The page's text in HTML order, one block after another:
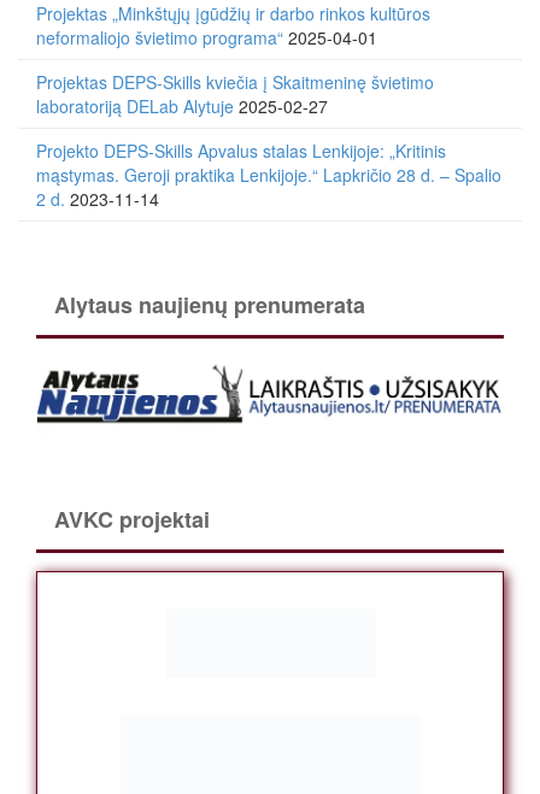
Projektas „Minkštųjų įgūdžių ir darbo rinkos kultūros
neformaliojo švietimo programa“ 2025-04-01
Projektas DEPS-Skills kviečia į Skaitmeninę švietimo
laboratoriją DELab Alytuje 2025-02-27
Projekto DEPS-Skills Apvalus stalas Lenkijoje: „Kritinis
mąstymas. Geroji praktika Lenkijoje.“ Lapkričio 28 d. – Spalio
2 d. 2023-11-14
Alytaus naujienų prenumerata
AVKC projektai